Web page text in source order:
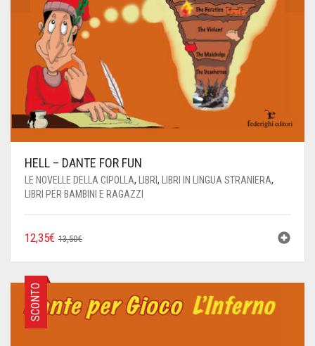
HELL – DANTE FOR FUN
LE NOVELLE DELLA CIPOLLA, LIBRI , LIBRI IN LINGUA STRANIERA,
LIBRI PER BAMBINI E RAGAZZI
13,50€IL
13,50€.
12,35€
IL
12,35€.
SCONTO